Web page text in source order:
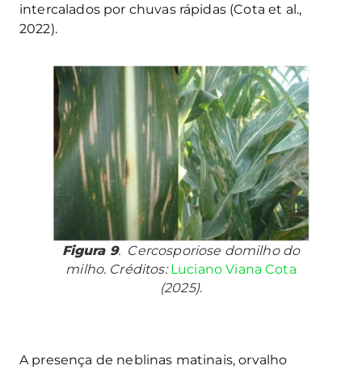
intercalados por chuvas rápidas (Cota et al.,
2022).
Figura 9. Cercosporiose domilho do
milho. Créditos:Luciano Viana Cota
(2025).
A presença de neblinas matinais, orvalho